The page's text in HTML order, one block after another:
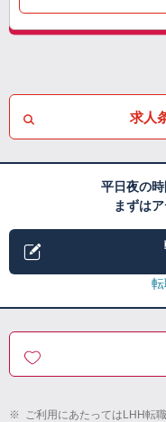
求人
平日夜の
まずは
※ ご利用にあたってはLHH転